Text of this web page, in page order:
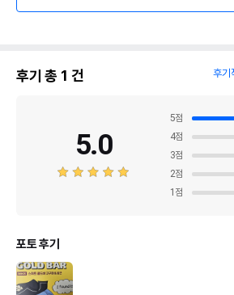
후기 총 1 건 후기
5.0
5점
4점
3점
2점
1 점
포토 후기